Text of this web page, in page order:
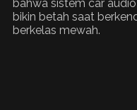
bahwa sistem car
bikin betah saat
berkelas mewah.